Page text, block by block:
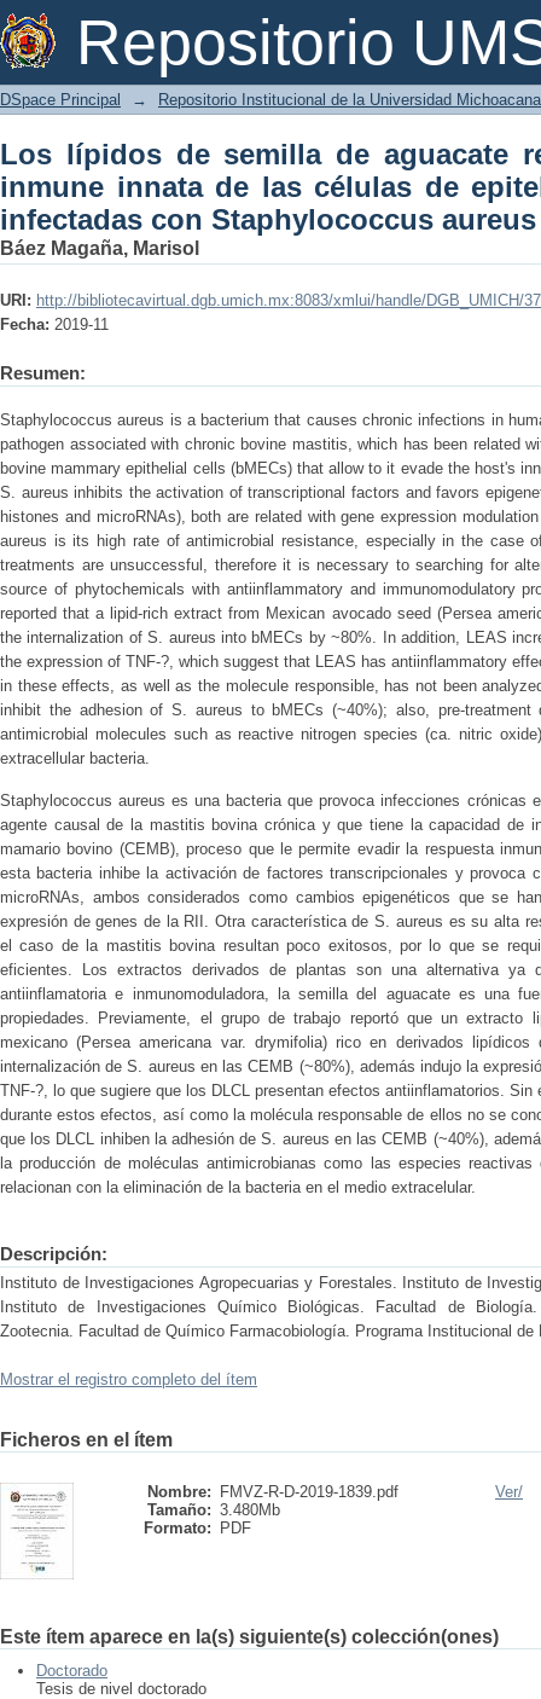
Repositorio
Los lípidos de semilla de aguacate
células de epitelio mamario bovino
DSpace Principal → Repositorio Institucional de la Universidad
Los lípidos de semilla de aguacate
inmune innata de las células de
infectadas con Staphylococcus aureus
Báez Magaña, Marisol
URI: http://bibliotecavirtual.dgb.umich.mx:8083/xmlui/handle/DGB_UMICH/
Fecha: 2019-11
Resumen:
Staphylococcus aureus is a bacterium that causes chronic infections in
pathogen associated with chronic bovine mastitis, which has been related
bovine mammary epithelial cells (bMECs) that allow to it evade the host's
S. aureus inhibits the activation of transcriptional factors and favors
histones and microRNAs), both are related with gene expression
aureus is its high rate of antimicrobial resistance, especially in the case
treatments are unsuccessful, therefore it is necessary to searching for
source of phytochemicals with antiinflammatory and immunomodulatory
reported that a lipid-rich extract from Mexican avocado seed (Persea
the internalization of S. aureus into bMECs by ~80%. In addition, LEAS
the expression of TNF-?, which suggest that LEAS has antiinflammatory
in these effects, as well as the molecule responsible, has not been
inhibit the adhesion of S. aureus to bMECs (~40%); also, pre-
antimicrobial molecules such as reactive nitrogen species (ca. nitric
extracellular bacteria.
Staphylococcus aureus es una bacteria que provoca infecciones crónicas
agente causal de la mastitis bovina crónica y que tiene la capacidad de
mamario bovino (CEMB), proceso que le permite evadir la respuesta
esta bacteria inhibe la activación de factores transcripcionales y provoca
microRNAs, ambos considerados como cambios epigenéticos que se
expresión de genes de la RII. Otra característica de S. aureus es su alta
el caso de la mastitis bovina resultan poco exitosos, por lo que se
eficientes. Los extractos derivados de plantas son una alternativa ya
antiinflamatoria e inmunomoduladora, la semilla del aguacate es una
propiedades. Previamente, el grupo de trabajo reportó que un extracto
mexicano (Persea americana var. drymifolia) rico en derivados
internalización de S. aureus en las CEMB (~80%), además indujo la
TNF-?, lo que sugiere que los DLCL presentan efectos antiinflamatorios.
durante estos efectos, así como la molécula responsable de ellos no se
que los DLCL inhiben la adhesión de S. aureus en las CEMB (~40%),
la producción de moléculas antimicrobianas como las especies
relacionan con la eliminación de la bacteria en el medio extracelular.
Descripción:
Instituto de Investigaciones Agropecuarias y Forestales. Instituto de
Instituto de Investigaciones Químico Biológicas. Facultad de
Zootecnia. Facultad de Químico Farmacobiología. Programa Institucional
Mostrar el registro completo del ítem
Ficheros en el ítem
Nombre:
FMVZ-R-D-2019-1839.pdf
Tamaño: 3.480Mb
Formato:
PDF
Ver/
Este ítem aparece en la(s) siguiente(s) colección(ones)
Doctorado
Tesis de nivel doctorado